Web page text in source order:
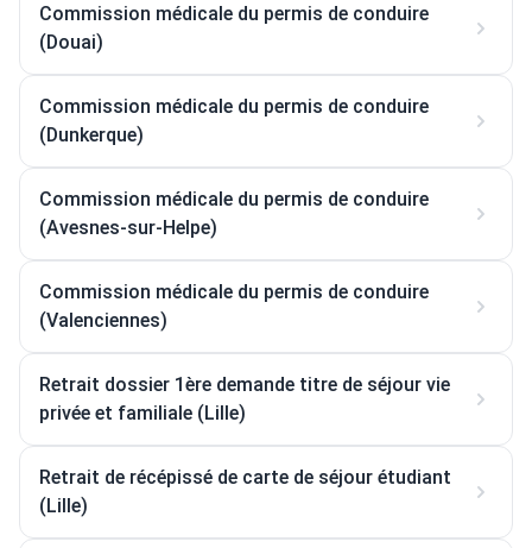
Commission médicale du permis de conduire
(Douai)
Commission médicale du permis de conduire
(Dunkerque)
Commission médicale du permis de conduire
(Avesnes-sur-Helpe)
Commission médicale du permis de conduire
(Valenciennes)
Retrait dossier 1ère demande titre de séjour vie
privée et familiale (Lille)
Retrait de récépissé de carte de séjour étudiant
(Lille)